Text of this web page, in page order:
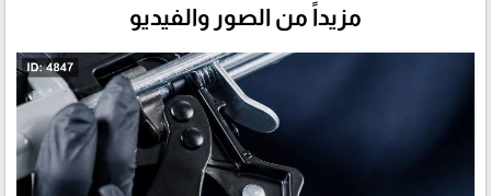
مزيداً من الصور والفيديو